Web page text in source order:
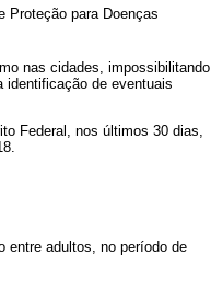
Proteção para Doenças
nas cidades, impossibilitando
identificação de eventuais
Federal, nos últimos 30 dias,
entre adultos, no período de